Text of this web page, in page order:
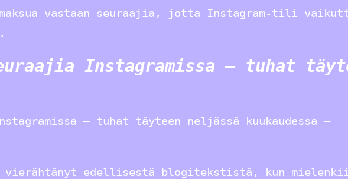
vastaan seuraajia, jotta Instagram-tili
Instagramissa – tuhat
– tuhat täyteen neljässä kuukaudessa –
vierähtänyt edellisestä blogitekstistä, kun